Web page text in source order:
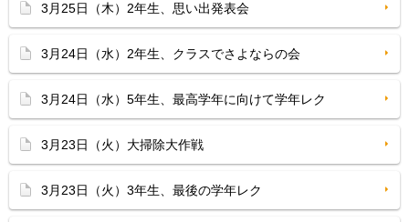
3月25日（木）2年生、思い出発表会
3月24日（水）2年生、クラスでさよならの会
3月24日（水）5年生、最高学年に向けて学年レク
3月23日（火）大掃除大作戦
3月23日（火）3年生、最後の学年レク